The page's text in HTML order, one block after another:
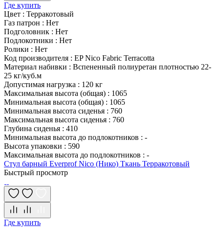
Где купить
Цвет : Терракотовый
Газ патрон : Нет
Подголовник : Нет
Подлокотники : Нет
Ролики : Нет
Код производителя : EP Nico Fabric Terracotta
Материал набивки : Вспененный полиуретан плотностью 22-
25 кг/куб.м
Допустимая нагрузка : 120 кг
Максимальная высота (общая) : 1065
Минимальная высота (общая) : 1065
Минимальная высота сиденья : 760
Максимальная высота сиденья : 760
Глубина сиденья : 410
Минимальная высота до подлокотников : -
Высота упаковки : 590
Максимальная высота до подлокотников : -
Стул барный Everprof Nico (Нико) Ткань Терракотовый
Быстрый просмотр
Где купить